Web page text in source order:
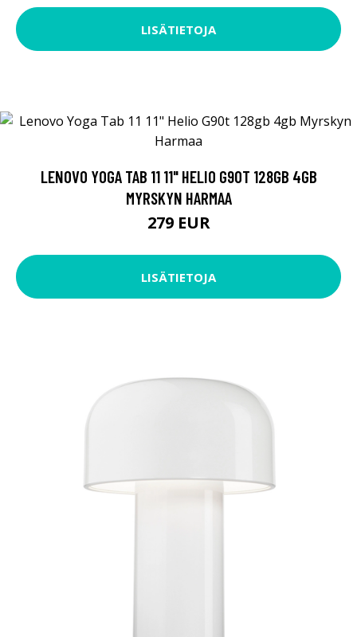
LISÄTIETOJA
LENOVO YOGA TAB 11 11" HELIO G90T 128GB 4GB
MYRSKYN HARMAA
279 EUR
LISÄTIETOJA